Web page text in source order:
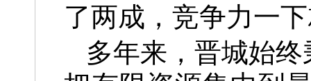
了两成，竞争力一
多年来，晋城始